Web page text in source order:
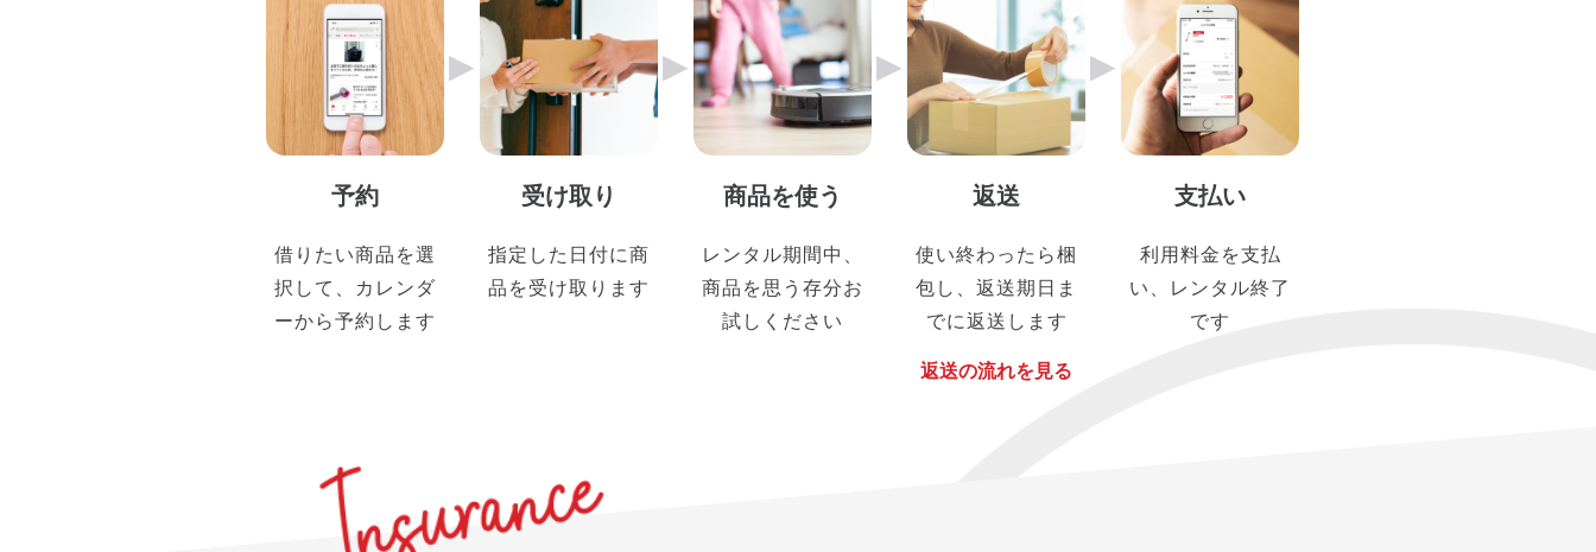
予約
借りたい商品を選
択して、カレンダ
ーから予約します
▶︎
受け取り
指定した日付に商
品を受け取ります
▶︎
商品を使う
レンタル期間中、
商品を思う存分お
試しください
▶︎
返送
使い終わったら梱
包し、返送期日ま
でに返送します
返送の流れを見る
▶︎
支払い
利用料金を支払
い、レンタル終了
です